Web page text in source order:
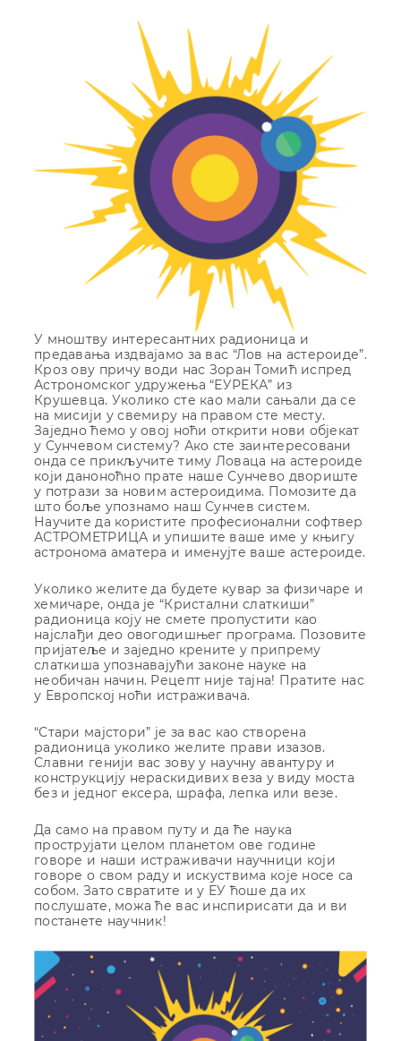
У мноштву интересантних радионица и
предавања издвајамо за вас “Лов на астероиде”.
Кроз ову причу води нас Зоран Томић испред
Астрономског удружења “ЕУРЕКА” из
Крушевца. Уколико сте као мали сањали да се
на мисији у свемиру на правом сте месту.
Заједно ћемо у овој ноћи открити нови објекат
у Сунчевом систему? Ако сте заинтересовани
онда се прикључите тиму Ловаца на астероиде
који даноноћно прате наше Сунчево двориште
у потрази за новим астероидима. Помозите да
што боље упознамо наш Сунчев систем.
Научите да користите професионални софтвер
АСТРОМЕТРИЦА и упишите ваше име у књигу
астронома аматера и именујте ваше астероиде.
Уколико желите да будете кувар за физичаре и
хемичаре, онда је “Кристални слаткиши”
радионица коју не смете пропустити као
најслађи део овогодишњег програма. Позовите
пријатеље и заједно крените у припрему
слаткиша упознавајући законе науке на
необичан начин. Рецепт није тајна! Пратите нас
у Европској ноћи истраживача.
“Стари мајстори” је за вас као створена
радионица уколико желите прави изазов.
Славни генији вас зову у научну авантуру и
конструкцију нераскидивих веза у виду моста
без и једног ексера, шрафа, лепка или везе.
Да само на правом путу и да ће наука
прострујати целом планетом ове године
говоре и наши истраживачи научници који
говоре о свом раду и искуствима које носе са
собом. Зато свратите и у ЕУ ћоше да их
послушате, можа ће вас инспирисати да и ви
постанете научник!